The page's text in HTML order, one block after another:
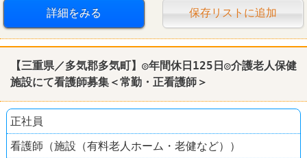
詳細をみる 保存リストに追加
【三重県／多気郡多気町】◎年間休日125日◎介護老人保健
施設にて看護師募集＜常勤・正看護師＞
正社員
看護師（施設（有料老人ホーム・老健など））